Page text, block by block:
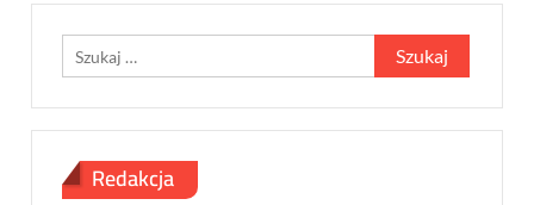
Szukaj:
Redakcja